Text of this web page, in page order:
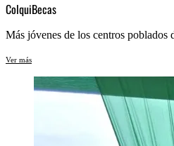
ColquiBecas
Más jóvenes de los centros poblados
Ver más